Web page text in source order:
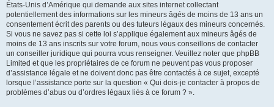
États-Unis d’Amérique qui demande aux sites internet collectant
potentiellement des informations sur les mineurs âgés de moins de 13 ans un
consentement écrit des parents ou des tuteurs légaux des mineurs concernés.
Si vous ne savez pas si cette loi s’applique également aux mineurs âgés de
moins de 13 ans inscrits sur votre forum, nous vous conseillons de contacter
un conseiller juridique qui pourra vous renseigner. Veuillez noter que phpBB
Limited et que les propriétaires de ce forum ne peuvent pas vous proposer
d’assistance légale et ne doivent donc pas être contactés à ce sujet, excepté
lorsque l’assistance porte sur la question « Qui dois-je contacter à propos de
problèmes d’abus ou d’ordres légaux liés à ce forum ? ».